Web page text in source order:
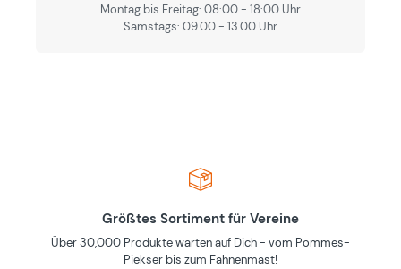
Montag bis Freitag: 08:00 - 18:00 Uhr
Samstags: 09.00 - 13.00 Uhr
Größtes Sortiment für Vereine
Über 30,000 Produkte warten auf Dich - vom Pommes-
Piekser bis zum Fahnenmast!